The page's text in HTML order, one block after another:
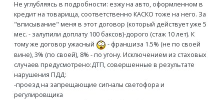
Не углубляясь в подробности: езжу на авто, оформленном в
кредит на товарища, соответственно КАСКО тоже на него. За
"вписывание" меня в этот договор (который действует уже 5
мес. - залупили доплату 100 баксов)-дорого (стаж 10 лет). К
тому же договор ужасный
- франшиза 1.5% (не по своей
вине), 3% (по своей), 8% - по угону. Исключением из стаховых
случаев предусмотрено:ДТП, совершенные в результате
нарушения ПДД:
-проезд на запрещающие сигналы светофора и
регулировщика